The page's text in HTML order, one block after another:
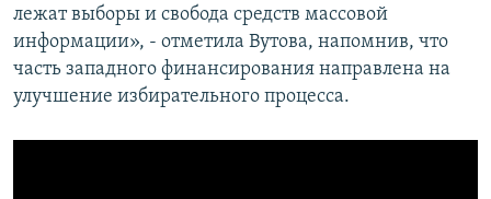
лежат выборы и свобода средств массовой
информации», - отметила Вутова, напомнив, что
часть западного финансирования направлена на
улучшение избирательного процесса.